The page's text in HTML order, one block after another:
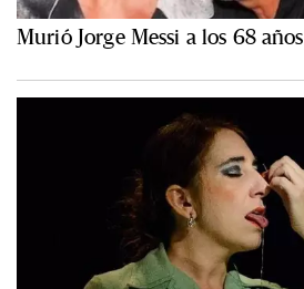
Murió Jorge Messi a los 68 años